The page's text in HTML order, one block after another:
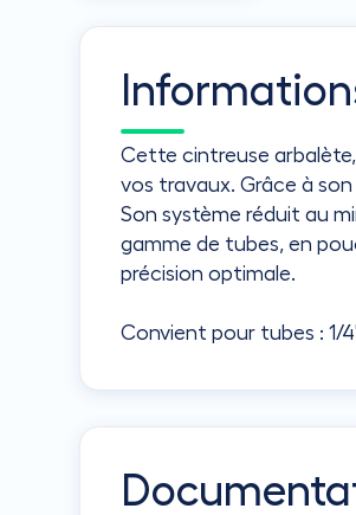
Cette cintreuse
vos travaux. Grâce à
Son système réduit au
gamme de tubes, en
précision optimale.
Convient pour tubes : 1/